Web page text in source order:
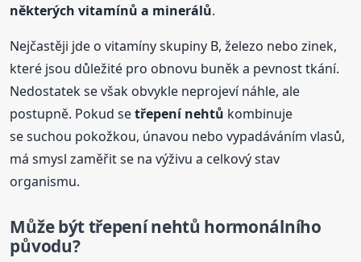
některých vitamínů a minerálů.
Nejčastěji jde o vitamíny skupiny B, železo nebo zinek,
které jsou důležité pro obnovu buněk a pevnost tkání.
Nedostatek se však obvykle neprojeví náhle, ale
postupně. Pokud setřepení nehtů kombinuje
se suchou pokožkou, únavou nebo vypadáváním vlasů,
má smysl zaměřit se na výživu a celkový stav
organismu.
Může býttřepenínehtů hormonálního
původu?